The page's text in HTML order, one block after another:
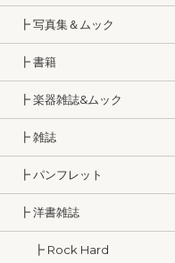
┣ 写真集＆ムック
┣ 書籍
┣ 楽器雑誌&ムック
┣ 雑誌
┣ パンフレット
┣ 洋書雑誌
┣ Rock Hard